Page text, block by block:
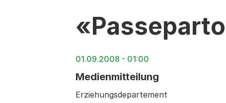
01.09.2008 - 01:00
Medienmitteilung
Erziehungsdepartement